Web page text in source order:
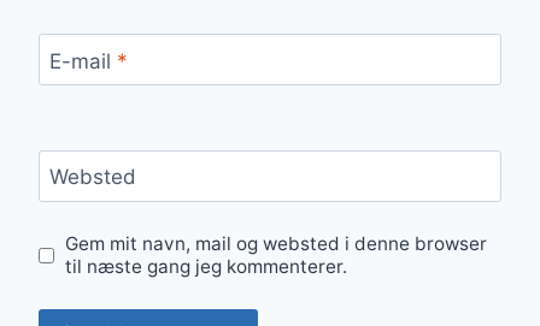
E-mail *
Websted
Gem mit navn, mail og websted i denne browser
til næste gang jeg kommenterer.